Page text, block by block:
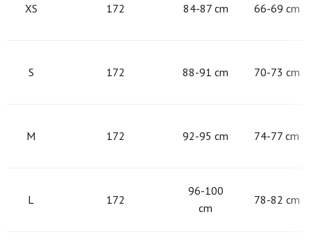
XS 172 84-87 cm 66-69 cm
S 172 88-91 cm 70-73 cm
M 172 92-95 cm 74-77 cm
L 172
96-100
cm
78-82 cm